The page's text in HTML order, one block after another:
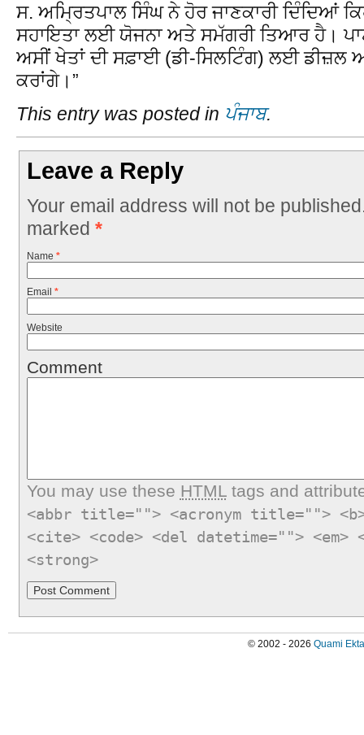
ਸ. ਅਮ੍ਰਿਤਪਾਲ ਸਿੰਘ ਨੇ ਹੋਰ ਜਾਣਕਾਰੀ ਦਿੰਦਿਆਂ
ਸਹਾਇਤਾ ਲਈ ਯੋਜਨਾ ਅਤੇ ਸਮੱਗਰੀ ਤਿਆਰ ਹੈ।
ਅਸੀਂ ਖੇਤਾਂ ਦੀ ਸਫ਼ਾਈ (ਡੀ-ਸਿਲਟਿੰਗ) ਲਈ ਡੀਜ਼ਲ
ਕਰਾਂਗੇ।”
This entry was posted in ਪੰਜਾਬ.
Leave a Reply
Your email address will not be
marked *
Name *
Email *
Website
Comment
You may use these HTMLtags and
<abbr title=""> <acronym title="">
<cite> <code> <del datetime="">
<strong>
© 2002 - 2026 Quami